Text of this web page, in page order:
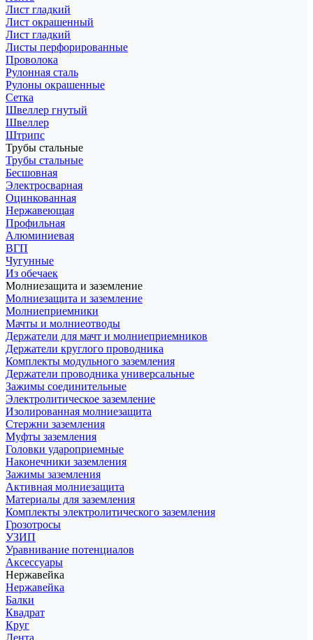
Лист гладкий
Лист окрашенный
Лист гладкий
Листы перфорированные
Проволока
Рулонная сталь
Рулоны окрашенные
Сетка
Швеллер гнутый
Швеллер
Штрипс
Трубы стальные
Трубы стальные
Бесшовная
Электросварная
Оцинкованная
Нержавеющая
Профильная
Алюминиевая
ВГП
Чугунные
Из обечаек
Молниезащита и заземление
Молниезащита и заземление
Молниеприемники
Мачты и молниеотводы
Держатели для мачт и молниеприемников
Держатели круглого проводника
Комплекты модульного заземления
Держатели проводника универсальные
Зажимы соединительные
Электролитическое заземление
Изолированная молниезащита
Стержни заземления
Муфты заземления
Головки удароприемные
Наконечники заземления
Зажимы заземления
Активная молниезащита
Материалы для заземления
Комплекты электролитического заземления
Грозотросы
УЗИП
Уравнивание потенциалов
Аксессуары
Нержавейка
Нержавейка
Балки
Квадрат
Круг
Лента